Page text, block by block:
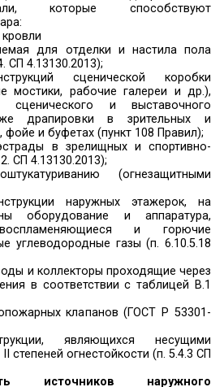
.
и количества
учитывать физико-
свойства горючих
с огнетушащими
открытых площадок и
технологического
согласно
(паспортов) на это
необходимого
на объекте защиты (в
соответствии с пунктами 468,
№ 1 и 2 к Правилам в
огнетушителя,
и взрывопожарной
нарушений огнезащитных
красок, лаков,
определено, что
устранение
для строительных